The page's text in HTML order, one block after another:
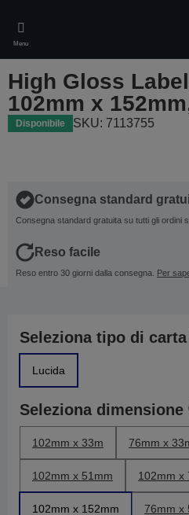
main
content
Menu
High Gloss
102mm x
Disponibile SKU: 7113755
Consegna standard
Consegna standard gratuita su tutti gli ordini
Reso facile
Reso entro 30 giorni dalla consegna. Per
Seleziona tipo di carta
Lucida
Seleziona dimensione
102mm x 33m 76mm x
102mm x 51mm 102mm x
102mm x 152mm 76mm x